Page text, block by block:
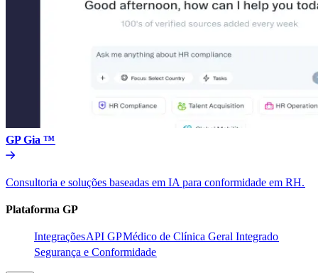
GP Gia ™​​
Consultoria e soluções baseadas em IA para conformidade em RH.​​
Plataforma GP​​
Integrações​​API GP​​Médico de Clínica Geral Integrado​​
Segurança e Conformidade​​